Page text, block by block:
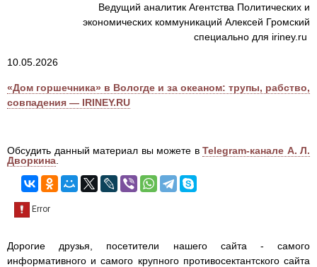
Ведущий аналитик Агентства Политических и
экономических коммуникаций Алексей Громский
специально для iriney.ru
10.05.2026
«Дом горшечника» в Вологде и за океаном: трупы, рабство,
совпадения — IRINEY.RU
Обсудить данный материал вы можете в Telegram-канале А. Л.
Дворкина
Дорогие друзья, посетители нашего сайта - самого
информативного и самого крупного противосектантского сайта